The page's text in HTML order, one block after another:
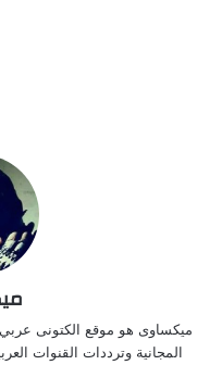
ميكساوى هو موقع الكتونى
المجانية وترددات القنوات